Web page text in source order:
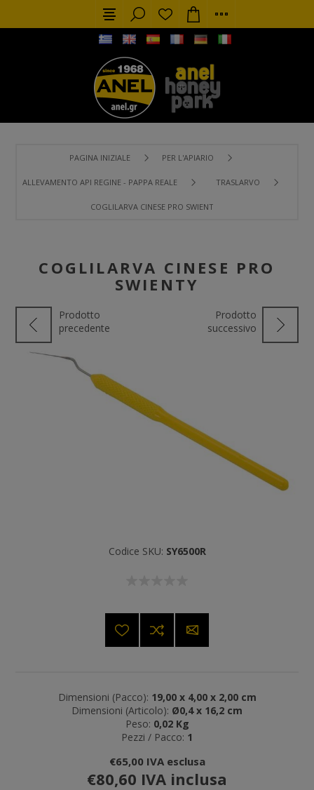
PAGINA INIZIALE PER L'APIARIO
ALLEVAMENTO API REGINE - PAPPA REALE TRASLARVO
COGLILARVA CINESE PRO SWIENTY
COGLILARVA CINESE PRO
SWIENTY
Prodotto
precedente
Prodotto
successivo
Codice SKU: SY6500R
Dimensioni (Pacco): 19,00 x 4,00 x 2,00 cm
Dimensioni (Articolo): Ø0,4 x 16,2 cm
Peso: 0,02 Kg
Pezzi / Pacco: 1
€65,00 IVA esclusa
€80,60 IVA inclusa